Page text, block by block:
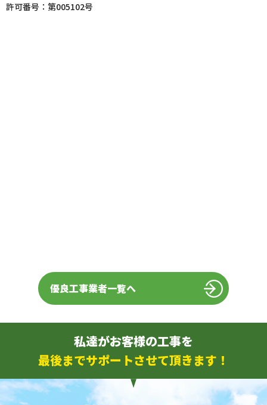
許可番号：第005102号
優良工事業者一覧へ
私達がお客様の工事を
最後までサポートさせて頂きます！